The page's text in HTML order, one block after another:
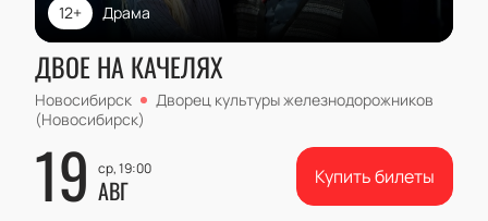
Драма
12+
ДВОЕ НА КАЧЕЛЯХ
Новосибирск
Дворец культуры железнодорожников
(Новосибирск)
19 ср, 19:00
АВГ Купить билеты